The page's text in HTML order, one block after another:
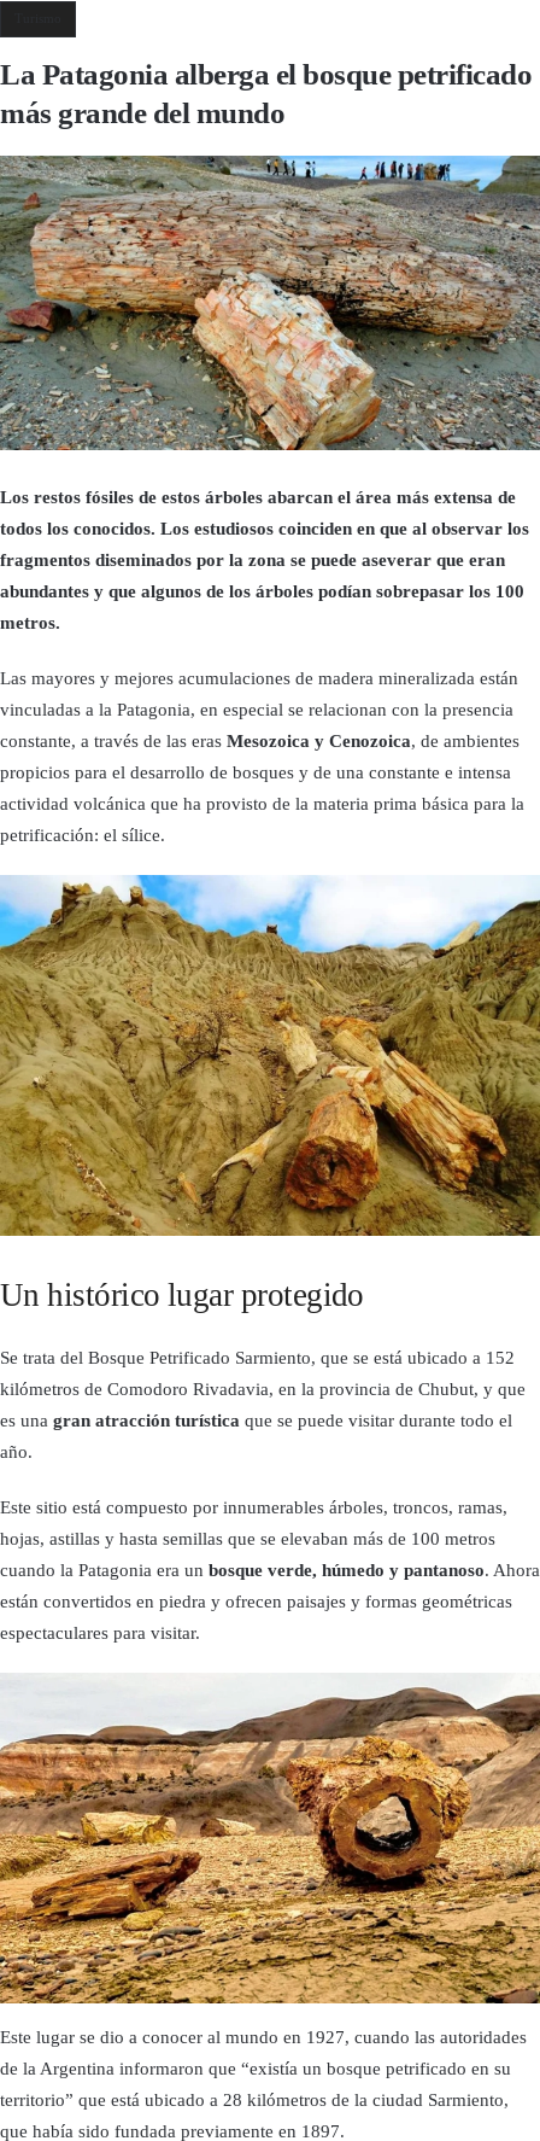
La Patagonia alberga el bosque petrificado
más grande del mundo
Los restos fósiles de estos árboles abarcan el área más extensa de
todos los conocidos. Los estudiosos coinciden en que al observar los
fragmentos diseminados por la zona se puede aseverar que eran
abundantes y que algunos de los árboles podían sobrepasar los 100
metros.
Las mayores y mejores acumulaciones de madera mineralizada están
vinculadas a la Patagonia, en especial se relacionan con la presencia
constante, a través de las eras Mesozoica y Cenozoica, de ambientes
propicios para el desarrollo de bosques y de una constante e intensa
actividad volcánica que ha provisto de la materia prima básica para la
petrificación: el sílice.
Un histórico lugar protegido
Se trata del Bosque Petrificado Sarmiento, que se está ubicado a 152
kilómetros de Comodoro Rivadavia, en la provincia de Chubut, y que
es una gran atracción turística que se puede visitar durante todo el
año.
Este sitio está compuesto por innumerables árboles, troncos, ramas,
hojas, astillas y hasta semillas que se elevaban más de 100 metros
cuando la Patagonia era un bosque verde, húmedo y pantanoso. Ahora
están convertidos en piedra y ofrecen paisajes y formas geométricas
espectaculares para visitar.
Este lugar se dio a conocer al mundo en 1927, cuando las autoridades
de la Argentina informaron que “existía un bosque petrificado en su
territorio” que está ubicado a 28 kilómetros de la ciudad Sarmiento,
que había sido fundada previamente en 1897.